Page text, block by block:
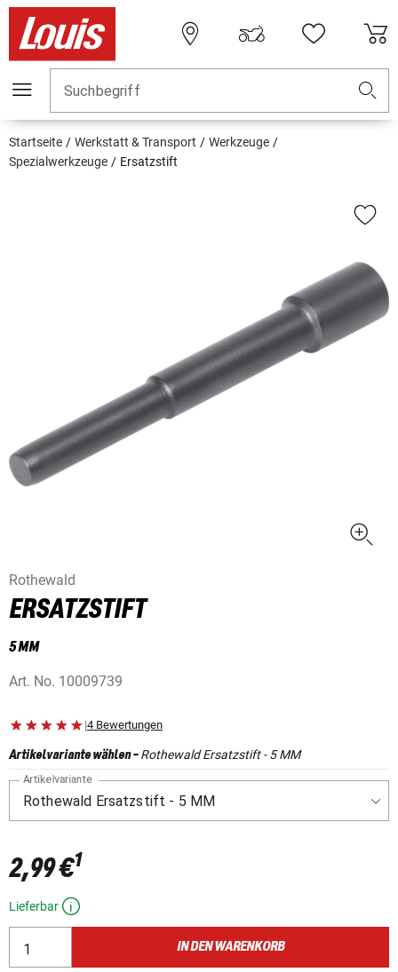
Suchbegriff
Startseite Werkstatt & Transport
Werkzeuge
Spezialwerkzeuge
Ersatzstift
Rothewald
ERSATZSTIFT
5 MM
Art. No. 10009739
|4 Bewertungen
Artikelvariante wählen-Rothewald Ersatzstift - 5 MM
Artikelvariante
2,99 €1
Lieferbar
IN DEN WARENKORB